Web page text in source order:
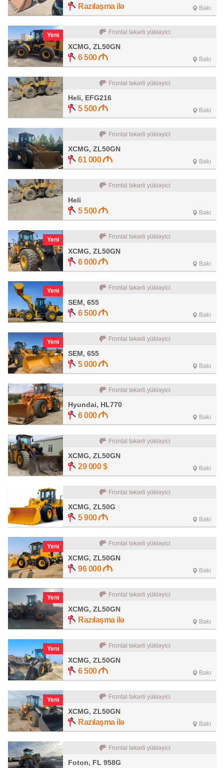
Razılaşma ilə Bakı
Yeni Frontal təkərli yükləyici
XCMG, ZL50GN
6 500 Bakı
Frontal təkərli yükləyici
Heli, EFG216
5 500 Bakı
Frontal təkərli yükləyici
XCMG, ZL50GN
61 000 Bakı
Frontal təkərli yükləyici
Heli
5 500 Bakı
Yeni Frontal təkərli yükləyici
XCMG, ZL50GN
6 000 Bakı
Yeni Frontal təkərli yükləyici
SEM, 655
6 500 Bakı
Yeni Frontal təkərli yükləyici
SEM, 655
5 000 Bakı
Frontal təkərli yükləyici
Hyundai, HL770
6 000 Bakı
Frontal təkərli yükləyici
XCMG, ZL50GN
29 000 $ Bakı
Frontal təkərli yükləyici
XCMG, ZL50G
5 900 Bakı
Yeni Frontal təkərli yükləyici
XCMG, ZL50GN
96 000 Bakı
Yeni Frontal təkərli yükləyici
XCMG, ZL50GN
Razılaşma ilə Bakı
Yeni Frontal təkərli yükləyici
XCMG, ZL50GN
6 500 Bakı
Yeni Frontal təkərli yükləyici
XCMG, ZL50GN
Razılaşma ilə Bakı
Frontal təkərli yükləyici
Foton, FL 958G